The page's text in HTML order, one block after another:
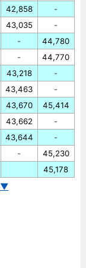
42,858
43,035
-
-
43,218
43,463
43,670
43,662
43,644
-
-
-
44,780
44,770
-
-
45,414
-
-
45,230
45,178
▼